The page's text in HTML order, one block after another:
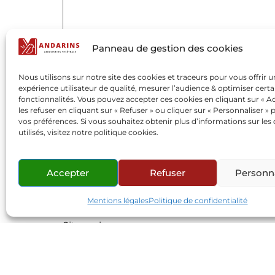
Panneau de gestion des cookies
Nous utilisons sur notre site des cookies et traceurs pour vous offrir
expérience utilisateur de qualité, mesurer l’audience & optimiser
fonctionnalités. Vous pouvez accepter ces cookies en cliquant sur «
les refuser en cliquant sur « Refuser » ou cliquer sur « Personnaliser »
vos préférences. Si vous souhaitez obtenir plus d’informations sur les
utilisés, visitez notre politique cookies.
Accepter Refuser
Mentions légalesPolitique de confidentialité
Nom *
E-mail
Site web